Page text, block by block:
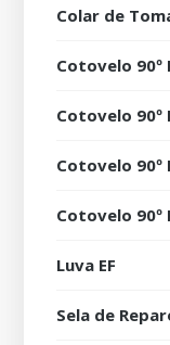
Colar de
Cotovelo 90º
Cotovelo 90º
Cotovelo 90º
Cotovelo 90º
Luva EF
Sela de